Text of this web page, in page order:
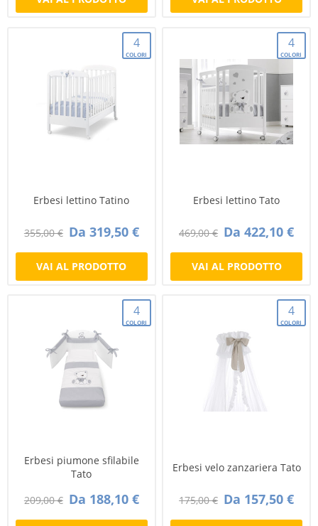
4
COLORI
Erbesi lettino Tatino
355,00 € Da 319,50 €
VAI AL PRODOTTO
4
COLORI
Erbesi lettino Tato
469,00 € Da 422,10 €
VAI AL PRODOTTO
4
COLORI
Erbesi piumone sfilabile
Tato
209,00 € Da 188,10 €
4
COLORI
Erbesi velo zanzariera Tato
175,00 € Da 157,50 €